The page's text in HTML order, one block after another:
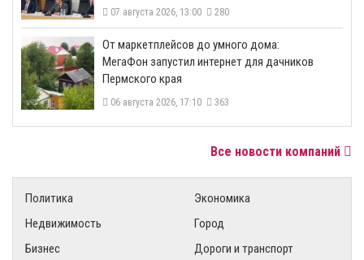
07 августа 2026, 13:00 280
От маркетплейсов до умного дома:
МегаФон запустил интернет для дачников
Пермского края
06 августа 2026, 17:10 363
Все новости компаний
Политика
Экономика
Недвижимость
Город
Бизнес
Дороги и транспорт